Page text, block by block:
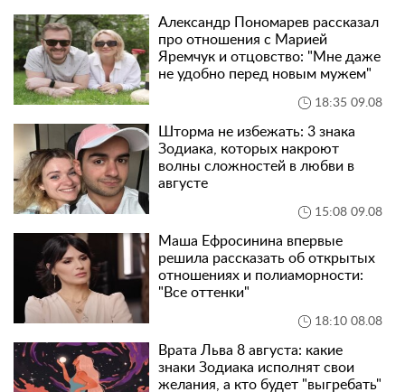
Александр Пономарев рассказал
про отношения с Марией
Яремчук и отцовство: "Мне даже
не удобно перед новым мужем"
18:35 09.08
Шторма не избежать: 3 знака
Зодиака, которых накроют
волны сложностей в любви в
августе
15:08 09.08
Маша Ефросинина впервые
решила рассказать об открытых
отношениях и полиаморности:
"Все оттенки"
18:10 08.08
Врата Льва 8 августа: какие
знаки Зодиака исполнят свои
желания, а кто будет "выгребать"